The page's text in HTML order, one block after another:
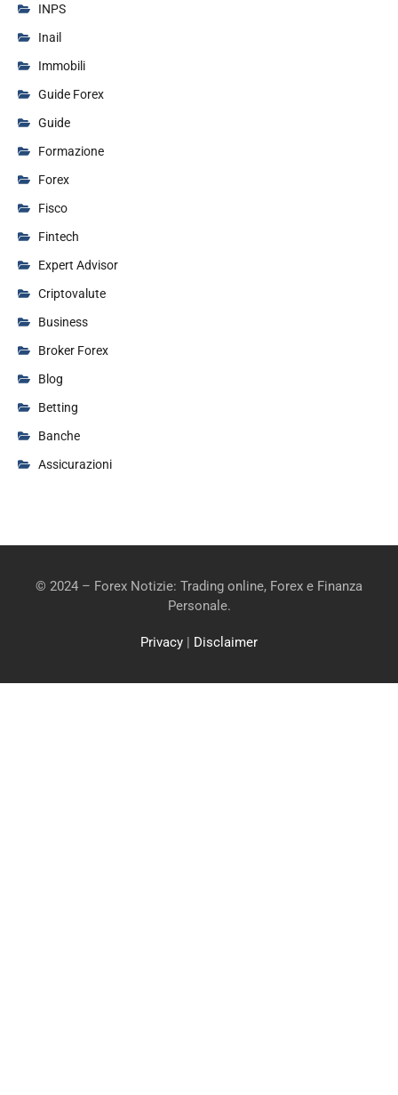
INPS
Inail
Immobili
Guide Forex
Guide
Formazione
Forex
Fisco
Fintech
Expert Advisor
Criptovalute
Business
Broker Forex
Blog
Betting
Banche
Assicurazioni
© 2024 – Forex Notizie: Trading online, Forex e Finanza
Personale.
Privacy | Disclaimer